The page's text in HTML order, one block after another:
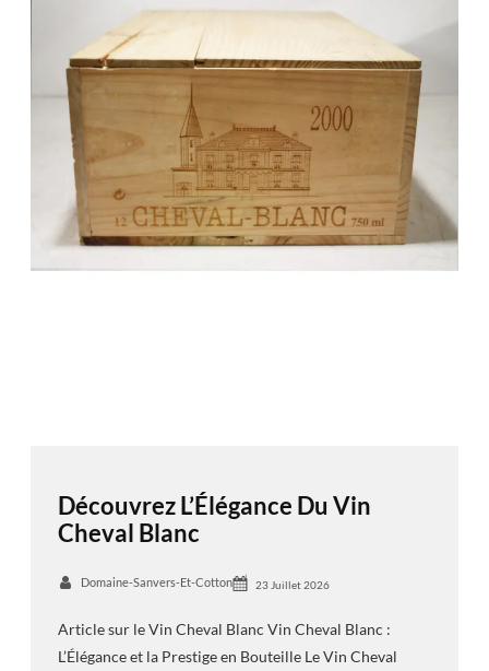
Découvrez L’Élégance Du Vin
Cheval Blanc
Domaine-Sanvers-Et-Cotton 23 Juillet 2026
Article sur le Vin Cheval Blanc Vin Cheval Blanc :
L’Élégance et la Prestige en Bouteille Le Vin Cheval